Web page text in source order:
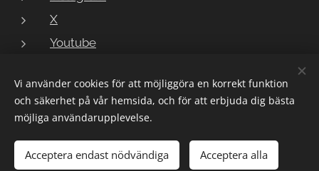
Lägg i kundvagnen
X
Youtube
Copyright © 2023 LarmButiken Cookies
Vi använder cookies för att möjliggöra en korrekt funktion
och säkerhet på vår hemsida, och för att erbjuda dig bästa
möjliga användarupplevelse.
Acceptera endast nödvändiga Acceptera alla